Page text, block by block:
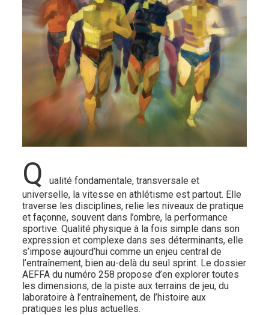
Q
ualité fondamentale, transversale et
universelle, la vitesse en athlétisme est partout. Elle
traverse les disciplines, relie les niveaux de pratique
et façonne, souvent dans l’ombre, la performance
sportive. Qualité physique à la fois simple dans son
expression et complexe dans ses déterminants, elle
s’impose aujourd’hui comme un enjeu central de
l’entraînement, bien au-delà du seul sprint. Le dossier
AEFFA du numéro 258 propose d’en explorer toutes
les dimensions, de la piste aux terrains de jeu, du
laboratoire à l’entraînement, de l’histoire aux
pratiques les plus actuelles.